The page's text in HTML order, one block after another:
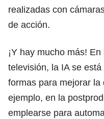
realizadas con
de acción.
¡Y hay mucho más!
televisión, la IA se
formas para mejorar
ejemplo, en la
emplearse para